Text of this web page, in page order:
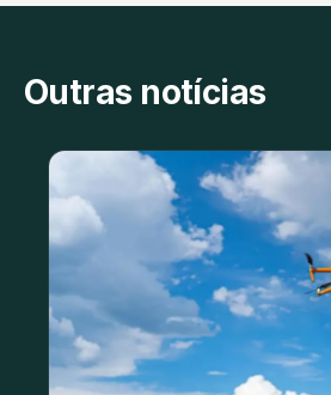
Outras notícias